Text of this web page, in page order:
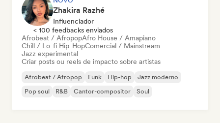
Zhakira Razhé
Influenciador
< 100 feedbacks enviados
Afrobeat / AfropopAfro House / Amapiano
Chill / Lo-fi Hip-HopComercial / Mainstream
Jazz experimental
Criar posts ou reels de impacto sobre artistas
Afrobeat / Afropop Funk Hip-hop
Jazz moderno
Pop soul
R&B Cantor-compositor Soul